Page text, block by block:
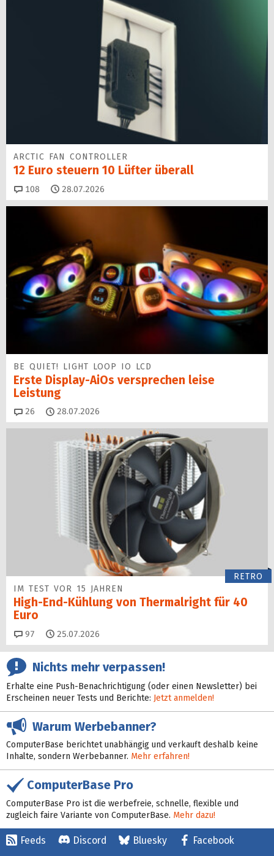
ARCTIC FAN CONTROLLER
12 Euro steuern 10 Lüfter überall
108 Kommentare
28.07.2026
BE QUIET! LIGHT LOOP IO LCD
Erste Display-AiOs versprechen leise
Leistung
26 Kommentare
28.07.2026
RETRO
IM TEST VOR 15 JAHREN
High-End-Kühlung von Thermalright für 40
Euro
97 Kommentare
25.07.2026
Nichts mehr verpassen!
Erhalte eine Push-Benachrichtigung (oder einen Newsletter) bei
Erscheinen neuer Tests und Berichte: Jetzt anmelden!
Warum Werbebanner?
ComputerBase berichtet unabhängig und verkauft deshalb keine
Inhalte, sondern Werbebanner. Mehr erfahren!
ComputerBase Pro
ComputerBase Pro ist die werbefreie, schnelle, flexible und
zugleich faire Variante von ComputerBase. Mehr dazu!
Feeds Discord Bluesky Facebook